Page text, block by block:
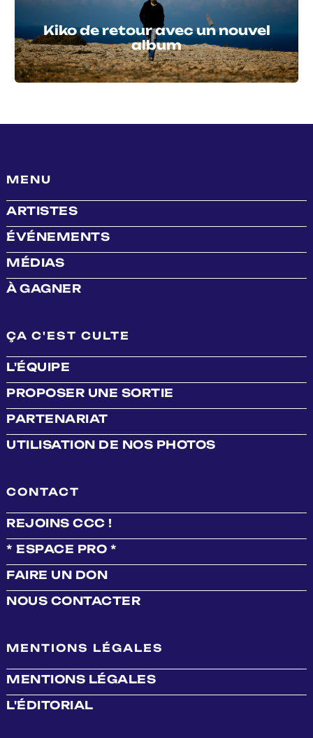
Kiko de retour avec un nouvel
album
MENU
ARTISTES
ÉVÉNEMENTS
MÉDIAS
À GAGNER
ÇA C'EST CULTE
L'ÉQUIPE
PROPOSER UNE SORTIE
PARTENARIAT
UTILISATION DE NOS PHOTOS
CONTACT
REJOINS CCC !
* ESPACE PRO *
FAIRE UN DON
NOUS CONTACTER
MENTIONS LÉGALES
MENTIONS LÉGALES
L'ÉDITORIAL